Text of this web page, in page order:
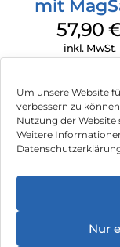
Um unsere Website
verbessern zu
Nutzung der
Weitere
Nur
mit
iPhone 14
57,90
inkl. MwSt.
Impressum